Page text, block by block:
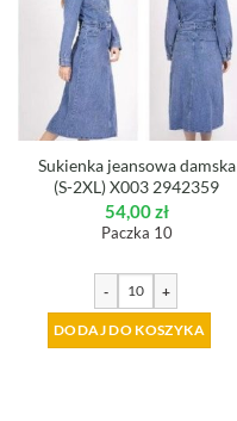
Sukienka jeansowa damska
(S-2XL) X003 2942359
54,00zł
Paczka 10
- +
DODAJ DO KOSZYKA